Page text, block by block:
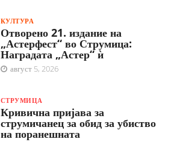
КУЛТУРА
Отворено 21. издание на
„Астерфест“ во Струмица:
Наградата „Астер“ ѝ
август 5, 2026
СТРУМИЦА
Кривична пријава за
струмичанец за обид за убиство
на поранешната